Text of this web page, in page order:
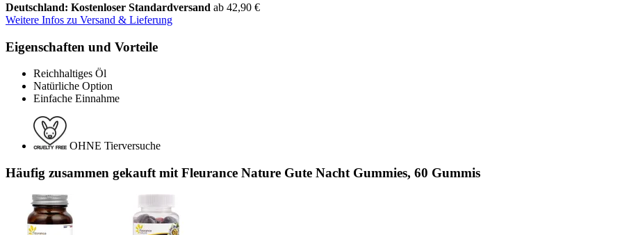
Deutschland: Kostenloser Standardversand ab 42,90 €
Weitere Infos zu Versand & Lieferung
Eigenschaften und Vorteile
Reichhaltiges Öl
Natürliche Option
Einfache Einnahme
OHNE Tierversuche
Häufig zusammen gekauft mit Fleurance Nature Gute Nacht Gummies, 60 Gummis